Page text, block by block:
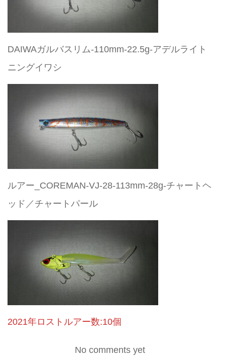
DAIWAガルバスリム-110mm-22.5g-アデルライト
ニングイワシ
ルアー_COREMAN-VJ-28-113mm-28g-チャートヘ
ッド／チャートパール
2021年ロストルアー数:10個
No comments yet